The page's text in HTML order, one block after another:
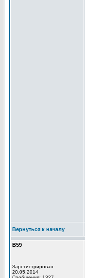
Вернуться к началу
В59
Зарегистрирован:
20.05.2014